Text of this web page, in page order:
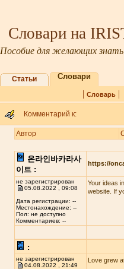
Словари на
Пособие для желающих знать
Статьи Словари
| Словарь|
Комментарий к:
Автор
온라인바카라사
이트 :
https://
не зарегистрирован
05.08.2022 , 09:08
Дата регистрации: --
Местонахождение: --
Пол: не доступно
Комментариев: --
Your ideas
website. If
:
не зарегистрирован
04.08.2022 , 21:49
Love grew